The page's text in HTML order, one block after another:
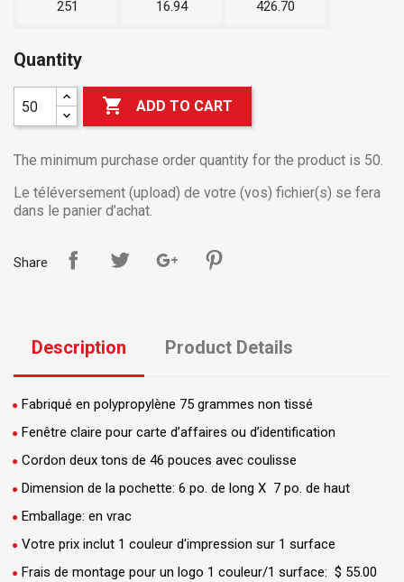
251 16.94 426.70
Quantity
 ADD TO CART
The minimum purchase order quantity for the product is 50.
Le téléversement (upload) de votre (vos) fichier(s) se fera
dans le panier d’achat.
Share
Description Product Details
Fabriqué en polypropylène 75 grammes non tissé
Fenêtre claire pour carte d’affaires ou d’identification
Cordon deux tons de 46 pouces avec coulisse
Dimension de la pochette: 6 po. de long X 7 po. de haut
Emballage: en vrac
Votre prix inclut 1 couleur d'impression sur 1 surface
Frais de montage pour un logo 1 couleur/1 surface: $ 55.00